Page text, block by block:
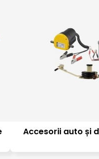
Accesorii auto și